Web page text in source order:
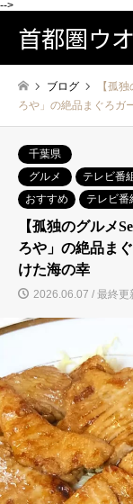
-->
首都圏ウ
ブログ
【孤
ろや」の絶品まぐろガ
千葉県
グルメ
テレビ番
おすすめ
テレビ番
【孤独のグルメ
ろや」の絶品ま
けた海の幸
2026.06.07 / 最終